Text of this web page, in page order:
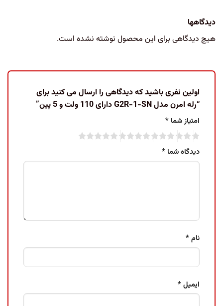
دیدگاهها
هیچ دیدگاهی برای این محصول نوشته نشده است.
اولین نفری باشید که دیدگاهی را ارسال می کنید برای
“رله امرن مدل G2R-1-SN دارای 110 ولت و 5 پین”
امتیاز شما *
دیدگاه شما *
نام*
ایمیل*